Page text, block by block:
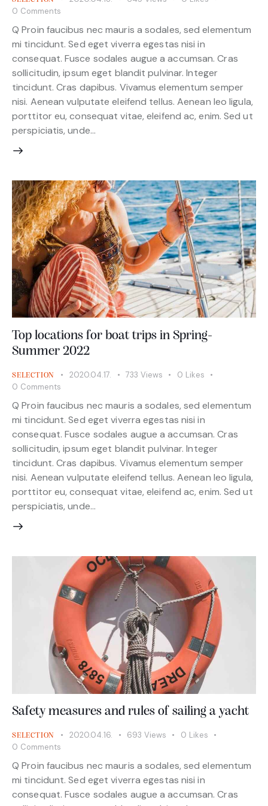
0 Comments
Q Proin faucibus nec mauris a sodales, sed elementum
mi tincidunt. Sed eget viverra egestas nisi in
consequat. Fusce sodales augue a accumsan. Cras
sollicitudin, ipsum eget blandit pulvinar. Integer
tincidunt. Cras dapibus. Vivamus elementum semper
nisi. Aenean vulputate eleifend tellus. Aenean leo ligula,
porttitor eu, consequat vitae, eleifend ac, enim. Sed ut
perspiciatis, unde…
Top locations for boat trips in Spring-
Summer 2022
SELECTION 2020.04.17. 733 Views 0 Likes
0 Comments
Q Proin faucibus nec mauris a sodales, sed elementum
mi tincidunt. Sed eget viverra egestas nisi in
consequat. Fusce sodales augue a accumsan. Cras
sollicitudin, ipsum eget blandit pulvinar. Integer
tincidunt. Cras dapibus. Vivamus elementum semper
nisi. Aenean vulputate eleifend tellus. Aenean leo ligula,
porttitor eu, consequat vitae, eleifend ac, enim. Sed ut
perspiciatis, unde…
Safety measures and rules of sailing a yacht
SELECTION 2020.04.16. 693 Views 0 Likes
0 Comments
Q Proin faucibus nec mauris a sodales, sed elementum
mi tincidunt. Sed eget viverra egestas nisi in
consequat. Fusce sodales augue a accumsan. Cras